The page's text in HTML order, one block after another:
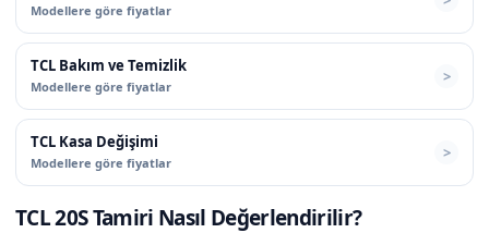
Modellere göre fiyatlar
TCL Bakım ve Temizlik
Modellere göre fiyatlar
TCL Kasa Değişimi
Modellere göre fiyatlar
TCL 20S Tamiri Nasıl Değerlendirilir?